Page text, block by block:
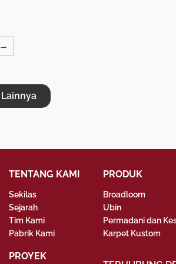
→
TENTANG KAMI
Sekilas
Sejarah
Tim Kami
Pabrik Kami
PROYEK
PRODUK
Broadloom
Ubin
Permadani dan
Karpet Kustom